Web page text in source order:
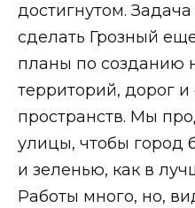
достигнутом.
сделать Грозный
планы по созданию
территорий, дорог
пространств. Мы
улицы, чтобы город
и зеленью, как в
Работы много, но,